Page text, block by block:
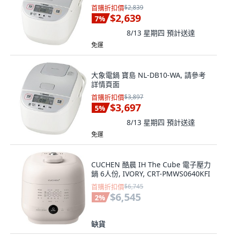
首購折扣價$2,839
7% $2,639
8/13 星期四 預計送達
免運
大象電鍋 寶島 NL-DB10-WA, 請參考
詳情頁面
首購折扣價$3,897
5% $3,697
8/13 星期四 預計送達
免運
CUCHEN 酷晨 IH The Cube 電子壓力
鍋 6人份, IVORY, CRT-PMWS0640KFI
首購折扣價$6,745
2% $6,545
缺貨